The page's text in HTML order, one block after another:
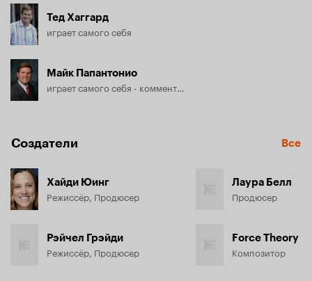
Тед Хаггард
играет самого себя
Майк Папантонио
Создатели Все
Хайди Юинг
Режиссёр, Продюсер
Рэйчел Грэйди
Режиссёр, Продюсер
Лаура Белл
Продюсер
Force Theory
Композитор